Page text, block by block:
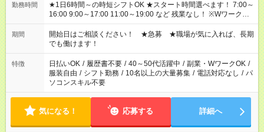
勤務時間
★1日6時間～の時短シフトOK ★スタート時間選べます！ 7:00～
16:00 9:00～17:00 11:00～19:00 など 残業なし！ ※Wワークの
場合、他のお仕事と合わせ週40時間超の就業はご案内できませ
ん ※法令に基づき、週20時間以上勤務は社会保険への加入対象
となります ※労働者派遣法（日雇い派遣の原則禁止）により、
短時間・短期間の就業はご案内が難しい場合があります
期間
開始日はご相談ください！ ★急募 ★職場が気に入れば、長期
でも働けます！
特徴 日払いOK / 履歴書不要 / 40～50代活躍中 / 副業・WワークOK /
服装自由 / シフト勤務 / 10名以上の大量募集 / 電話対応なし / パ
ソコンスキル不要
気になる！ 応募する 詳細へ